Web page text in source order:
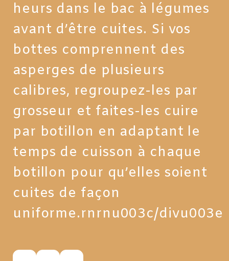
heurs dans le bac à légumes
avant d’être cuites. Si vos
bottes comprennent des
asperges de plusieurs
calibres, regroupez-les par
grosseur et faites-les cuire
par botillon en adaptant le
temps de cuisson à chaque
botillon pour qu’elles soient
cuites de façon
uniforme.rnrnu003c/divu003e